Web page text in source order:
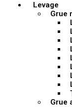
Levage
Grue
Grue